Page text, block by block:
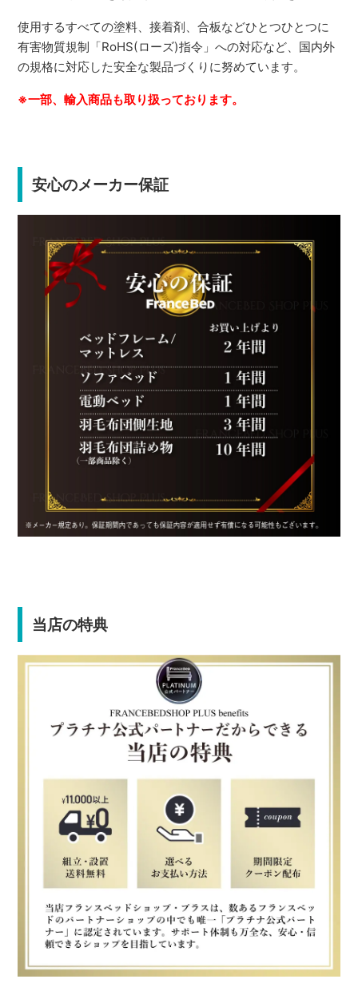
使用するすべての塗料、接着剤、合板などひとつひとつに
有害物質規制「RoHS(ローズ)指令」への対応など、国内外
の規格に対応した安全な製品づくりに努めています。
※一部、輸入商品も取り扱っております。
安心のメーカー保証
当店の特典